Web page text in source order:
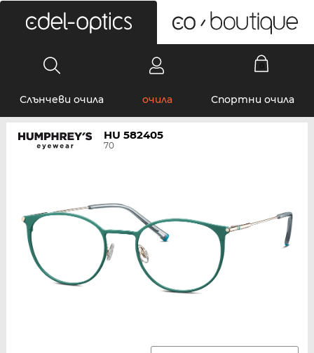
Слънчеви очила очила Спортни очила
HU 582405
70